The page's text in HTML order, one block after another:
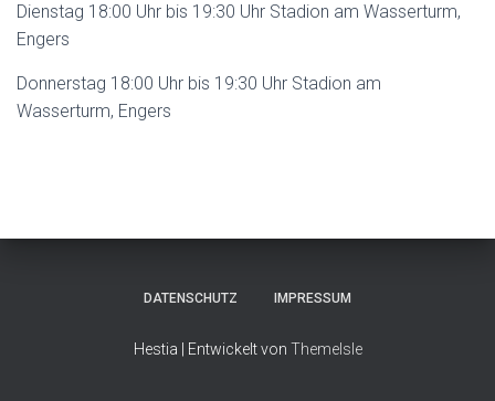
Dienstag 18:00 Uhr bis 19:30 Uhr Stadion am Wasserturm,
Engers
Donnerstag 18:00 Uhr bis 19:30 Uhr Stadion am
Wasserturm, Engers
DATENSCHUTZ IMPRESSUM
Hestia | Entwickelt von ThemeIsle